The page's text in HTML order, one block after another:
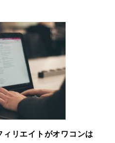
リエイトがオワコンは